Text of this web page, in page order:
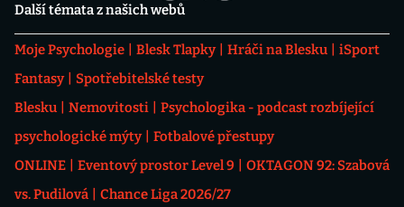
Další témata z našich webů
Moje Psychologie Blesk Tlapky Hráči na Blesku
iSport
Fantasy
Spotřebitelské testy
Blesku
Nemovitosti
Psychologika - podcast rozbíjející
psychologické mýty
Fotbalové přestupy
ONLINE
Eventový prostor Level 9
OKTAGON 92: Szabová
vs. Pudilová
Chance Liga 2026/27